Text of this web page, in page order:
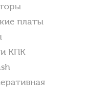
платы
КПК